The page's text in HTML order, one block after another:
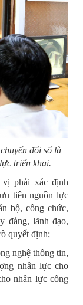
đổi số là
triển khai.
phải xác định
tiên nguồn lực
bộ, công chức,
đảng, lãnh đạo,
quyết định;
nghệ thông tin,
nhân lực cho
nhân lực công